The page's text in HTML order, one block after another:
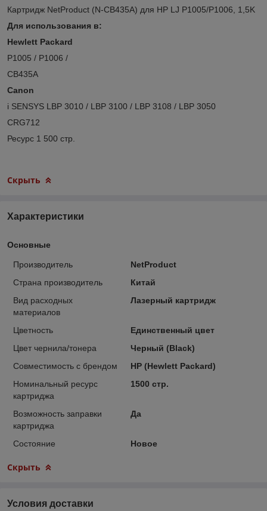
Картридж NetProduct (N-CB435A) для HP LJ P1005/P1006, 1,5K
Для использования в:
Hewlett Packard
P1005 / P1006 /
CB435A
Canon
i SENSYS LBP 3010 / LBP 3100 / LBP 3108 / LBP 3050
CRG712
Ресурс 1 500 стр.
Скрыть
Характеристики
Основные
Производитель
NetProduct
Страна производитель
Китай
Вид расходных
материалов
Лазерный картридж
Цветность
Единственный цвет
Цвет чернила/тонера
Черный (Black)
Совместимость с брендом
HP (Hewlett Packard)
Номинальный ресурс
картриджа
1500 стр.
Возможность заправки
картриджа
Да
Состояние Новое
Скрыть
Условия доставки